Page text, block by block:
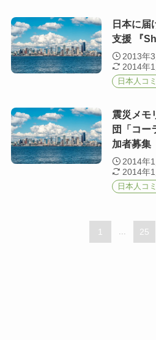
日本に届
支援 『
2013年
2014年
日本人コ
震災メモ
団「コー
加者募集
2014年
2014年
日本人コ
1 25